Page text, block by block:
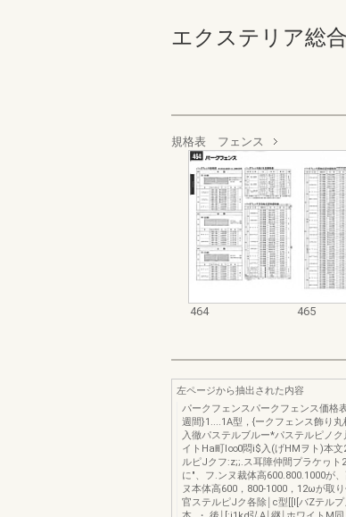
エクステリア総
規格表 フェンス
464 465
左ページから抽出された内容
パークフェンスパークフェンス価格
週間}1....1A型，{ークフェンス飾り
入徹パステルブルー*パステルピノ
イトHa町l∞0悶i$入(げHMヲト)本文
ルピJクフ:z;;.ス耳障仲間プラケヮト
に"、フ.ンヌ裁体高600.800.1000が
ヌ本体高600，800-1000，12ωが取
官ステルピJク各除￨c型[[I[バZテル